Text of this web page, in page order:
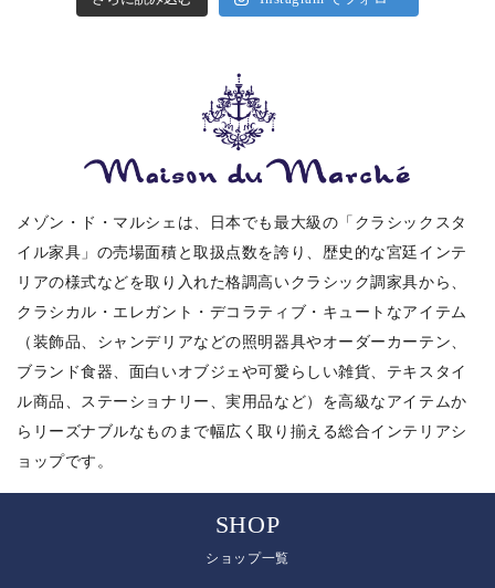
メゾン・ド・マルシェは、日本でも最大級の「クラシックスタ
イル家具」の売場面積と取扱点数を誇り、歴史的な宮廷インテ
リアの様式などを取り入れた格調高いクラシック調家具から、
クラシカル・エレガント・デコラティブ・キュートなアイテム
（装飾品、シャンデリアなどの照明器具やオーダーカーテン、
ブランド食器、面白いオブジェや可愛らしい雑貨、テキスタイ
ル商品、ステーショナリー、実用品など）を高級なアイテムか
らリーズナブルなものまで幅広く取り揃える総合インテリアシ
ョップです。
SHOP
ショップ一覧